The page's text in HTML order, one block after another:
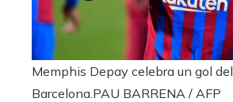
Memphis Depay celebra un gol del
Barcelona. PAU BARRENA / AFP